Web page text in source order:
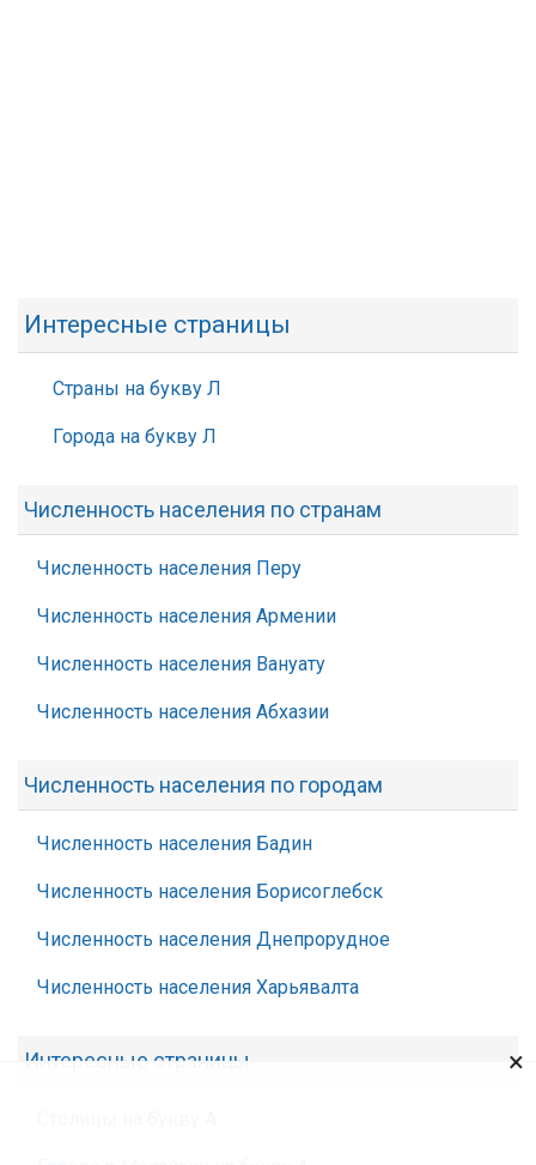
Интересные страницы
Страны на букву Л
Города на букву Л
Численность населения по странам
Численность населения Перу
Численность населения Армении
Численность населения Вануату
Численность населения Абхазии
Численность населения по городам
Численность населения Бадин
Численность населения Борисоглебск
Численность населения Днепрорудное
Численность населения Харьявалта
Интересные страницы ×